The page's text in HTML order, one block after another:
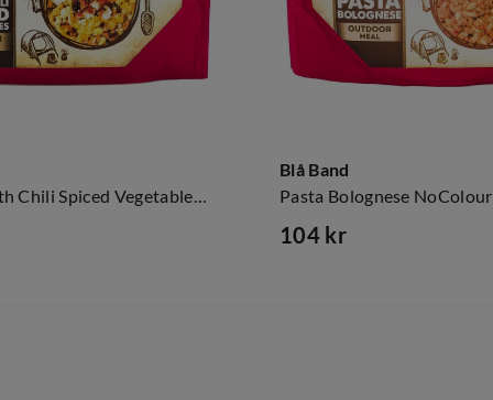
Couscous With Chili Spiced Vegetables NoColour
Blå Band
Pasta Bolognese NoColour
104 kr